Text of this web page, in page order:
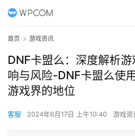
首页 游戏资讯
DNF卡盟么：深度解析
响与风险-DNF卡盟么使
游戏界的地位
客服 2024年6月17日 上午10:40 游戏资